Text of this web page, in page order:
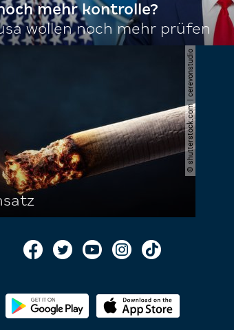
mehr kontrolle?
wollen noch mehr prüfen
© shutterstock.com | cerevonstudio